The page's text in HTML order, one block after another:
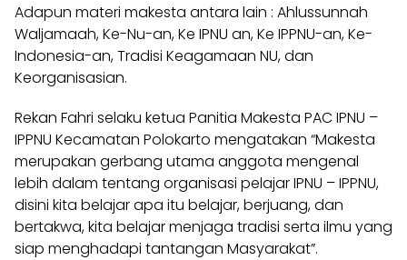
Adapun materi makesta antara lain : Ahlussunnah
Waljamaah, Ke-Nu-an, Ke IPNU an, Ke IPPNU-an, Ke-
Indonesia-an, Tradisi Keagamaan NU, dan
Keorganisasian.
Rekan Fahri selaku ketua Panitia Makesta PAC IPNU –
IPPNU Kecamatan Polokarto mengatakan “Makesta
merupakan gerbang utama anggota mengenal
lebih dalam tentang organisasi pelajar IPNU – IPPNU,
disini kita belajar apa itu belajar, berjuang, dan
bertakwa, kita belajar menjaga tradisi serta ilmu yang
siap menghadapi tantangan Masyarakat”.